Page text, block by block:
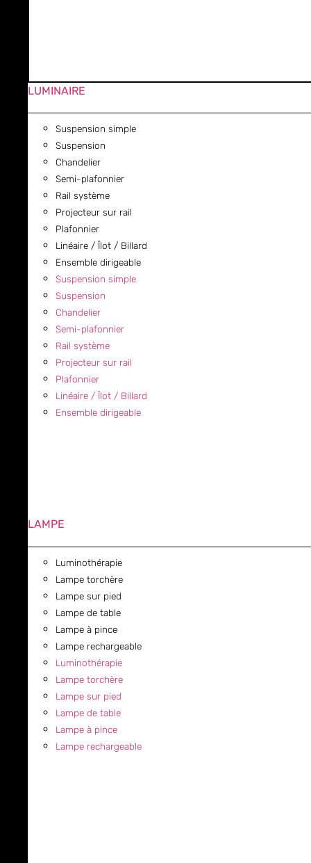
LUMINAIRE
Suspension simple
Suspension
Chandelier
Semi-plafonnier
Rail système
Projecteur sur rail
Plafonnier
Linéaire / Îlot / Billard
Ensemble dirigeable
Suspension simple
Suspension
Chandelier
Semi-plafonnier
Rail système
Projecteur sur rail
Plafonnier
Linéaire / Îlot / Billard
Ensemble dirigeable
LAMPE
Luminothérapie
Lampe torchère
Lampe sur pied
Lampe de table
Lampe à pince
Lampe rechargeable
Luminothérapie
Lampe torchère
Lampe sur pied
Lampe de table
Lampe à pince
Lampe rechargeable